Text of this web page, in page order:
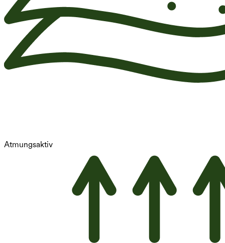
Atmungsaktiv